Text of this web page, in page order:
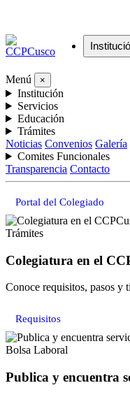
Menú ×
Institución
Servicios
Educación
Trámites
Noticias Convenios Galería
Comites Funcionales
Transparencia Contacto
Portal del Colegiado
Trámites
Colegiatura en el
Conoce requisitos, pasos y
Requisitos
Bolsa Laboral
Publica y encuentra